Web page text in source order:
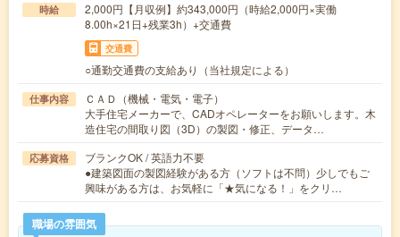
時給
2,000円【月収例】約343,000円（時給2,000円×実働
8.00h×21日+残業3h）+交通費
交通費
○通勤交通費の支給あり（当社規定による）
仕事内容
ＣＡＤ（機械・電気・電子）
大手住宅メーカーで、CADオペレーターをお願いします。木
造住宅の間取り図（3D）の製図・修正、データ…
応募資格
ブランクOK / 英語力不要
●建築図面の製図経験がある方（ソフトは不問）少しでもご
興味がある方は、お気軽に「★気になる！」をクリ…
職場の雰囲気